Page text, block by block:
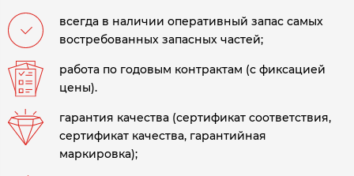
всегда в наличии оперативный запас самых
востребованных запасных частей;
работа по годовым контрактам (с фиксацией
цены).
гарантия качества (сертификат соответствия,
сертификат качества, гарантийная
маркировка);